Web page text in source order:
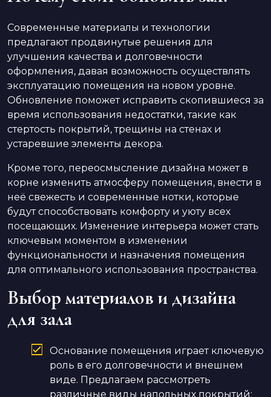
Современные материалы и технологии
предлагают продвинутые решения для
улучшения качества и долговечности
оформления, давая возможность осуществлять
эксплуатацию помещения на новом уровне.
Обновление поможет исправить скопившиеся за
время использования недостатки, такие как
стертость покрытий, трещины на стенах и
устаревшие элементы декора.
Кроме того, переосмысление дизайна может в
корне изменить атмосферу помещения, внести в
неё свежесть и современные нотки, которые
будут способствовать комфорту и уюту всех
посещающих. Изменение интерьера может стать
ключевым моментом в изменении
функциональности и назначения помещения
для оптимального использования пространства.
Выбор материалов и дизайна
для зала
Основание помещения играет ключевую
роль в его долговечности и внешнем
виде. Предлагаем рассмотреть
различные виды напольных покрытий: